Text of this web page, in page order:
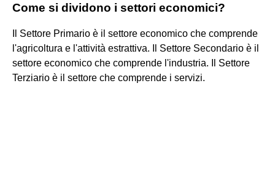
Come si dividono i settori economici?
Il Settore Primario è il settore economico che comprende
l'agricoltura e l'attività estrattiva. Il Settore Secondario è il
settore economico che comprende l'industria. Il Settore
Terziario è il settore che comprende i servizi.